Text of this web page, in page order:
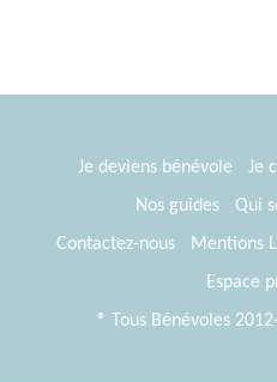
Je deviens bénévole
Je
Nos guides
Qui
Contactez-nous
Mentions
Espace
® Tous Bénévoles